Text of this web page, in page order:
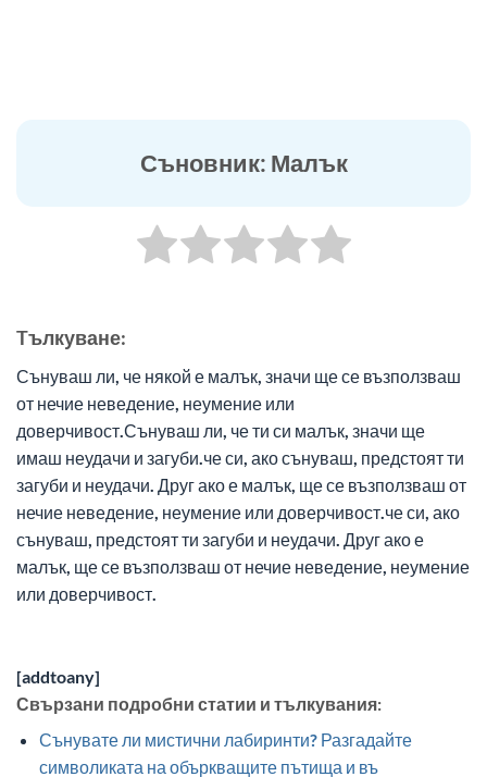
Съновник: Малък
Tълкуване:
Сънуваш ли, че някой е малък, значи ще се възползваш
от нечие неведение, неумение или
доверчивост.Сънуваш ли, че ти си малък, значи ще
имаш неудачи и загуби.че си, ако сънуваш, предстоят ти
загуби и неудачи. Друг ако е малък, ще се възползваш от
нечие неведение, неумение или доверчивост.че си, ако
сънуваш, предстоят ти загуби и неудачи. Друг ако е
малък, ще се възползваш от нечие неведение, неумение
или доверчивост.
[addtoany]
Свързани подробни статии и тълкувания:
Сънувате ли мистични лабиринти? Разгадайте
символиката на объркващите пътища и въ